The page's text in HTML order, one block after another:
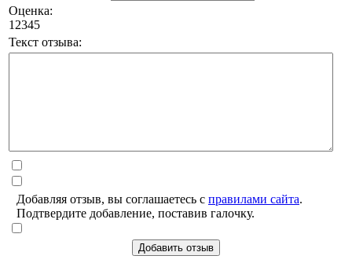
Оценка:
1 2345
Текст отзыва:
Добавляя отзыв, вы соглашаетесь с правилами сайта.
Подтвердите добавление, поставив галочку.
Добавить отзыв